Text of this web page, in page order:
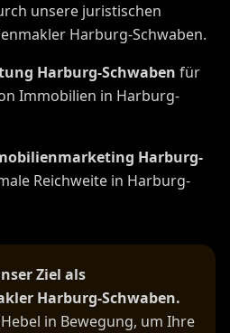
unsere juristischen
Harburg-Schwaben.
Harburg-Schwaben für
Immobilien in Harburg-
Harburg-
Reichweite in Harburg-
Ziel als
Harburg-Schwaben.
in Bewegung, um Ihre